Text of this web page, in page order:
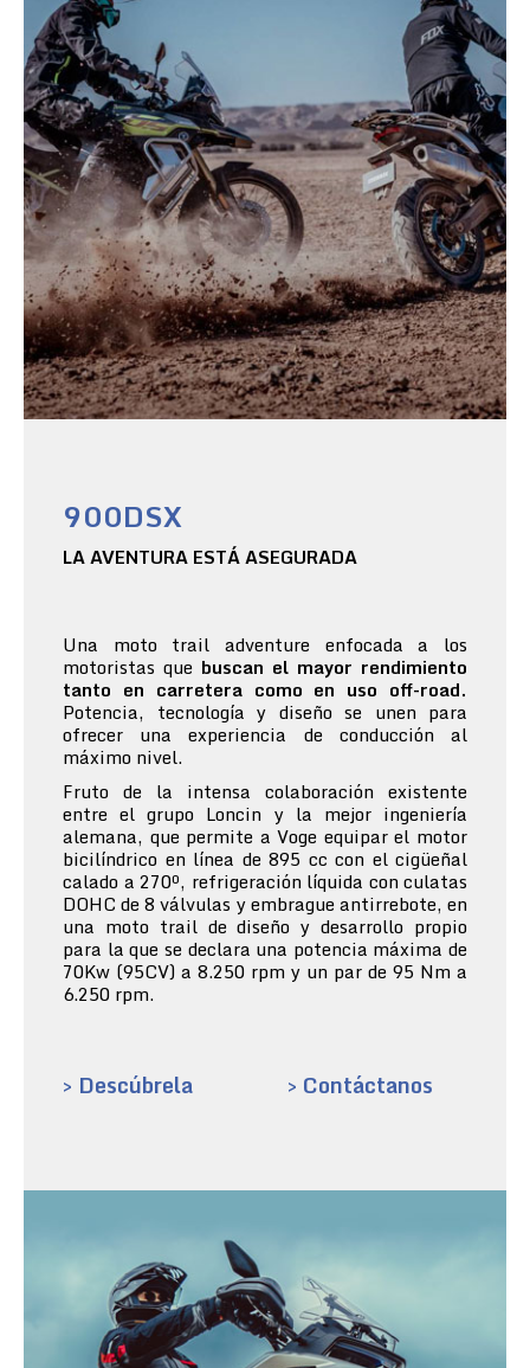
900DSX
LA AVENTURA ESTÁ ASEGURADA
Una moto trail adventure enfocada a los
motoristas que buscan el mayor rendimiento
tanto en carretera como en uso off-road.
Potencia, tecnología y diseño se unen para
ofrecer una experiencia de conducción al
máximo nivel.
Fruto de la intensa colaboración existente
entre el grupo Loncin y la mejor ingeniería
alemana, que permite a Voge equipar el motor
bicilíndrico en línea de 895 cc con el cigüeñal
calado a 270º, refrigeración líquida con culatas
DOHC de 8 válvulas y embrague antirrebote, en
una moto trail de diseño y desarrollo propio
para la que se declara una potencia máxima de
70Kw (95CV) a 8.250 rpm y un par de 95 Nm a
6.250 rpm.
> Descúbrela > Contáctanos